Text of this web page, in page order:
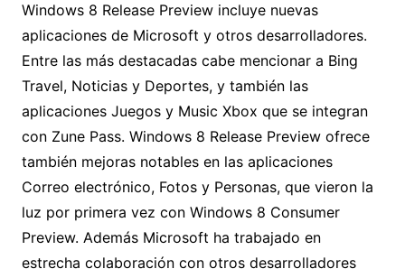
Windows 8 Release Preview incluye nuevas
aplicaciones de Microsoft y otros desarrolladores.
Entre las más destacadas cabe mencionar a Bing
Travel, Noticias y Deportes, y también las
aplicaciones Juegos y Music Xbox que se integran
con Zune Pass. Windows 8 Release Preview ofrece
también mejoras notables en las aplicaciones
Correo electrónico, Fotos y Personas, que vieron la
luz por primera vez con Windows 8 Consumer
Preview. Además Microsoft ha trabajado en
estrecha colaboración con otros desarrolladores